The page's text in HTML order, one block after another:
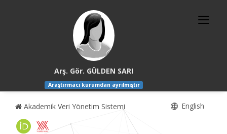
Arş. Gör. GÜLDEN SARI
Araştırmacı kurumdan ayrılmıştır
Akademik Veri Yönetim Sistemi English